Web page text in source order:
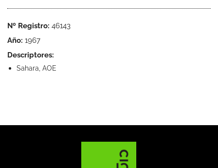
Nº Registro: 46143
Año: 1967
Descriptores:
Sahara, AOE